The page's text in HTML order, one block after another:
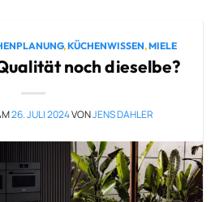
,KÜCHENWISSEN,MIELE
noch dieselbe?
26. JULI 2024VONJENS DAHLER